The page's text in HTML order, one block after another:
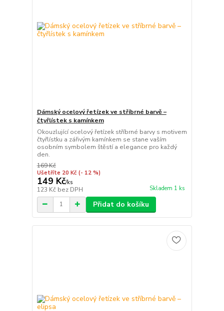
Dámský ocelový řetízek ve stříbrné barvě –
čtyřlístek s kamínkem
Okouzlující ocelový řetízek stříbrné barvy s motivem
čtyřlístku a zářivým kamínkem se stane vaším
osobním symbolem štěstí a elegance pro každý
den.
169 Kč
Ušetříte 20 Kč (- 12 %)
149 Kč/ks
123 Kč bez DPH Skladem 1 ks
Přidat do košíku